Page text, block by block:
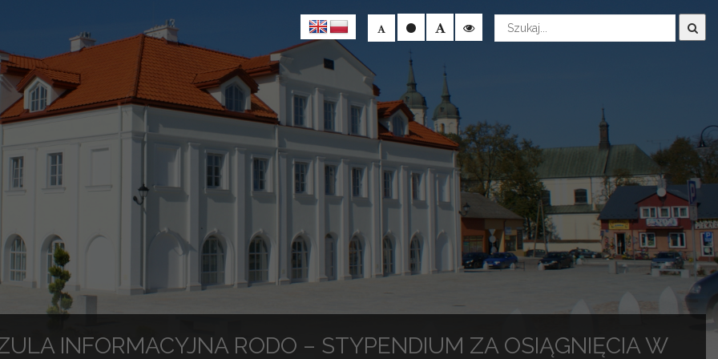
Wyszukaj
INFORMACYJNA RODO – STYPENDIUM ZA OSIĄGNIĘCIA W